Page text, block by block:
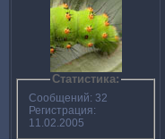
Статистика:
Сообщений: 32
Регистрация:
11.02.2005